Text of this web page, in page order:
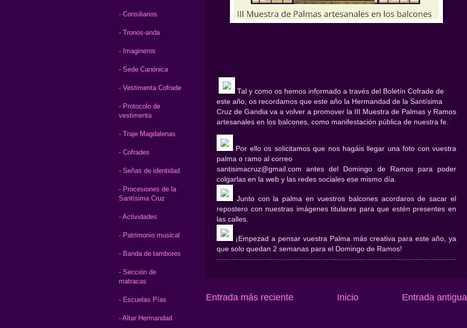
Tal y como os hemos informado a través del Boletín Cofrade de
este año, os recordamos que este año la Hermandad de la Santísima
Cruz de Gandia va a volver a promover la III Muestra de Palmas y Ramos
artesanales en los balcones, como manifestación pública de nuestra fe.
Por ello os solicitamos que nos hagáis llegar una foto con vuestra
palma o ramo al correo
santisimacruz@gmail.com antes del Domingo de Ramos para poder
colgarlas en la web y las redes sociales ese mismo día.
Junto con la palma en vuestros balcones acordaros de sacar el
repostero con nuestras imágenes titulares para que estén presentes en
las calles.
¡Empezad a pensar vuestra Palma más creativa para este año, ya
que solo quedan 2 semanas para el Domingo de Ramos!
Entrada más reciente Entrada antigua
Inicio
- Consiliarios
- Tronos-anda
- Imagineros
- Sede Canónica
- Vestimenta Cofrade
- Protocolo de
vestimenta
- Traje Magdalenas
- Cofrades
- Señas de identidad
- Procesiones de la
Santísima Cruz
- Actividades
- Patrimonio musical
- Banda de tambores
- Sección de
matracas
- Escuelas Pías
- Altar Hermandad